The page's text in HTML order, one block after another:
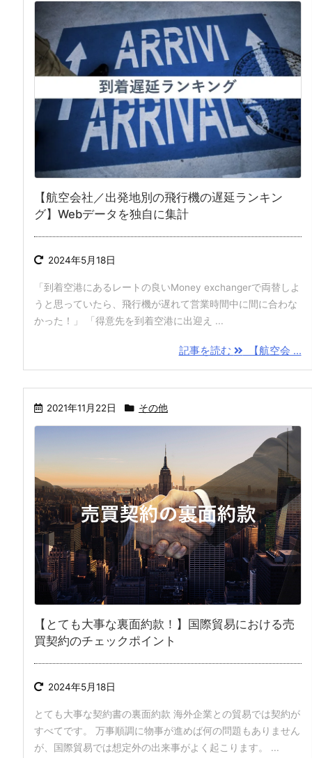
【航空会社／出発地別の飛行機の遅延ランキン
グ】Webデータを独自に集計
2024年5月18日
「到着空港にあるレートの良いMoney exchangerで両替しよ
うと思っていたら、飛行機が遅れて営業時間中に間に合わな
かった！」 「得意先を到着空港に出迎え ...
記事を読む 【航空会 ...
2021年11月22日 その他
【とても大事な裏面約款！】国際貿易における売
買契約のチェックポイント
2024年5月18日
とても大事な契約書の裏面約款 海外企業との貿易では契約が
すべてです。 万事順調に物事が進めば何の問題もありません
が、国際貿易では想定外の出来事がよく起こります。 ...